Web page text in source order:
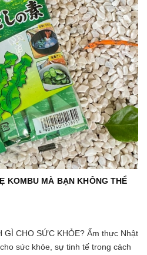
KOMBU MÀ BẠN KHÔNG THỂ
GÌ CHO SỨC KHỎE? Ẩm thực Nhật
sức khỏe, sự tinh tế trong cách